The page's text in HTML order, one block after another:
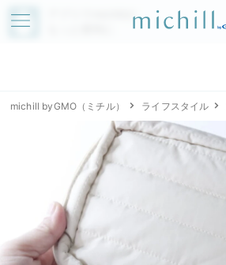
アプリでmichillが
michill byGMO（ミチル） ライフスタイル